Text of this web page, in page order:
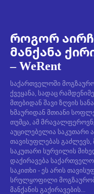
როგორ
მანქანა
– WeRent
საქართველოში
ქვეყანა, სადაც
მთებიდან შავი ზღვის
ხმაურიდან მთიანი
თუმცა, ამ
აუცილებელია საკუთარი
თავისუფლებას
საკუთარი სურვილის
დაქირავება
საკითხი - ეს არის
სრულყოფილი
მანქანის გაქირავების...